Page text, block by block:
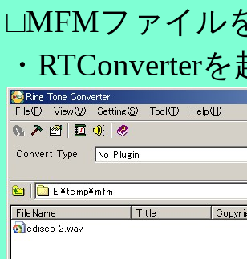
□MFMファイル
・RTConverter